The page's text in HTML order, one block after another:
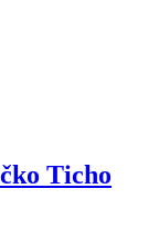
Ticho